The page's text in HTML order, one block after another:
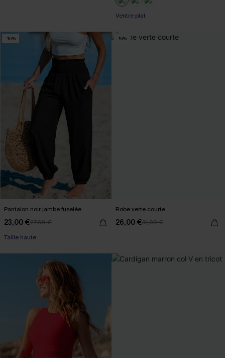
Ventre plat
-15%
Pantalon noir jambe fuselée
23,00 €27,00 €
Taille haute
-16%
Robe verte courte
26,00 €31,00 €